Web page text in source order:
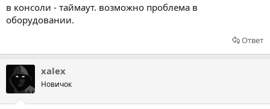
в консоли - таймаут. возможно проблема в
оборудовании.
Ответ
xalex
Новичок